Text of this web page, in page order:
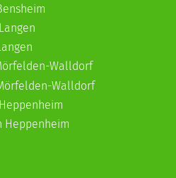
Walldorf
Walldorf